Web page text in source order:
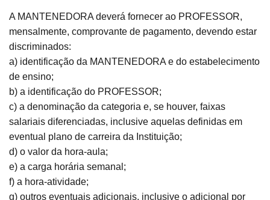
A MANTENEDORA deverá fornecer ao PROFESSOR,
mensalmente, comprovante de pagamento, devendo estar
discriminados:
a) identificação da MANTENEDORA e do estabelecimento
de ensino;
b) a identificação do PROFESSOR;
c) a denominação da categoria e, se houver, faixas
salariais diferenciadas, inclusive aquelas definidas em
eventual plano de carreira da Instituição;
d) o valor da hora-aula;
e) a carga horária semanal;
f) a hora-atividade;
g) outros eventuais adicionais, inclusive o adicional por